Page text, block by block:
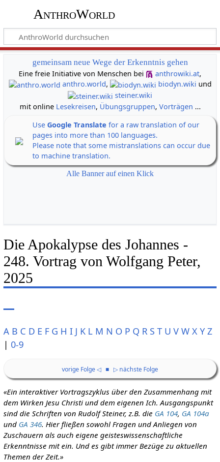
AnthroWorld
gemeinsam neue Wege der Erkenntnis gehen
Eine freie Initiative von Menschen bei
anthrowiki.at,
anthro.world, biodyn.wiki und
steiner.wiki
mit online Lesekreisen, Übungsgruppen, Vorträgen ...
Use Google Translate for a raw translation of our
pages into more than 100 languages.
Please note that some mistranslations can occur due
to machine translation.
Alle Banner auf einen Klick
Die Apokalypse des Johannes -
248. Vortrag von Wolfgang Peter,
2025
A B C D E F G H I J K L M N O P Q R S T U V W X Y Z
| 0-9
vorige Folge ◁ ■ ▷ nächste Folge
«Ein interaktiver Vortragszyklus über den Zusammenhang mit
dem Wirken Jesu Christi und dem eigenen Ich. Ausgangspunkt
sind die Schriften von Rudolf Steiner, z.B. die GA 104, GA 104a
und GA 346. Hier fließen sowohl Fragen und Anliegen von
Zuschauern als auch eigene geisteswissenschaftliche
Erkenntnisse mit ein. Und es gibt immer Bezüge zu aktuellen
Themen der Zeit.»